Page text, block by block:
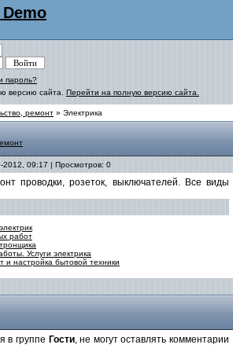
пароль?
версию сайта. Перейти на полную версию сайта.
ремонт » Электрика
2012, 09:17 | Просмотров: 0
проводки, розеток, выключателей. Все виды
работ
Услуги электрика
и настройка бытовой техники
в группе Гости, не могут оставлять комментарии